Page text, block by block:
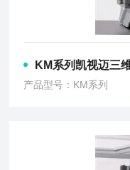
KM系列凯视迈三
产品型号：KM系列